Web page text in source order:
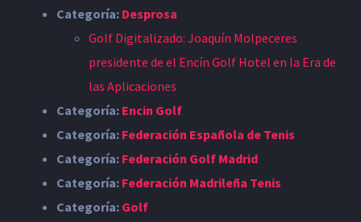
Categoría: Desprosa
Golf Digitalizado: Joaquín Molpeceres
presidente de el Encín Golf Hotel en la Era de
las Aplicaciones
Categoría: Encin Golf
Categoría: Federación Española de Tenis
Categoría: Federación Golf Madrid
Categoría: Federación Madrileña Tenis
Categoría: Golf